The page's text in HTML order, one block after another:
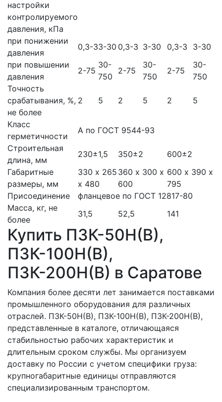
настройки
контролируемого
давления, кПа
при понижении
давления
0,3-33-30 0,3-3 3-30 0,3-3
3-30
при повышении
давления
2-75
30-
750
2-75
30-
750
2-75
30-
750
Точность
срабатывания, %,
не более
2 5 2 5 2 5
Класс
герметичности
А по ГОСТ 9544-93
Строительная
длина, мм
230±1,5 350±2
600±2
Габаритные
размеры, мм
330 х 265
х 480
360 х 300 х
600
600 х 390 х
795
Присоединение
фланцевое по ГОСТ 12817-80
Масса, кг, не
более
31,5 52,5 141
Купить ПЗК-50Н(В),
ПЗК-100Н(В),
ПЗК-200Н(В) в Саратове
Компания более десяти лет занимается поставками
промышленного оборудования для различных
отраслей. ПЗК-50Н(В), ПЗК-100Н(В), ПЗК-200Н(В),
представленные в каталоге, отличающаяся
стабильностью рабочих характеристик и
длительным сроком службы. Мы организуем
доставку по России с учетом специфики груза:
крупногабаритные единицы отправляются
специализированным транспортом.